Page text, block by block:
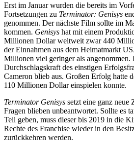
Erst im Januar wurden die bereits im
Fortsetzungen zu Terminator: Genisys
genommen. Der nächste Film sollte im
kommen. Genisys hat mit einem
Millionen Dollar weltweit zwar 440
der Einnahmen aus dem Heimatmarkt
Millionen viel geringer als angenommen.
Durchschlagskraft des einstigen
Cameron blieb aus. Großen Erfolg hatte
110 Millionen Dollar einspielen konnte.
Terminator Genisys setzt eine ganz
Fragen blieben unbeantwortet. Sollte es
Teil geben, muss dieser bis 2019 in die
Rechte des Franchise wieder in den
zurückkehren werden.